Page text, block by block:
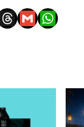
Threads
Gmail